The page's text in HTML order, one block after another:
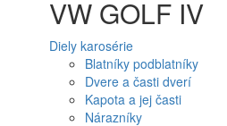
VW GOLF IV
Diely karosérie
Blatníky podblatníky
Dvere a časti dverí
Kapota a jej časti
Nárazníky